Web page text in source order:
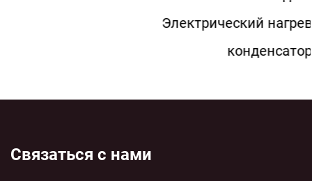
Электрический нагревательный
Связаться с нами